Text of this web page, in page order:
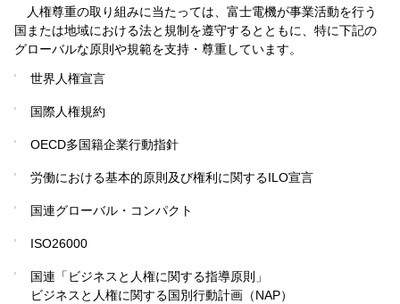
人権尊重の取り組みに当たっては、富士電機が事業活動を行う
国または地域における法と規制を遵守するとともに、特に下記の
グローバルな原則や規範を支持・尊重しています。
世界人権宣言
国際人権規約
OECD多国籍企業行動指針
労働における基本的原則及び権利に関するILO宣言
国連グローバル・コンパクト
ISO26000
国連「ビジネスと人権に関する指導原則」
ビジネスと人権に関する国別行動計画（NAP）